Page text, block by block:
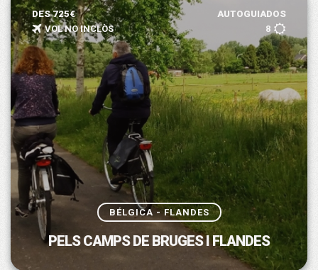
DES 725€
AUTOGUIADOS
VOL NO INCLÒS
8
BÉLGICA - FLANDES
PELS CAMPS DE BRUGES I FLANDES